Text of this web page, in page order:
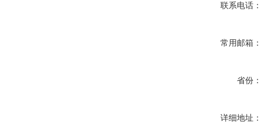
联系电话：
常用邮箱：
省份：
详细地址：